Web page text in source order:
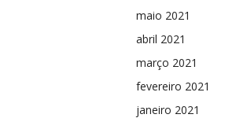
maio 2021
abril 2021
março 2021
fevereiro 2021
janeiro 2021